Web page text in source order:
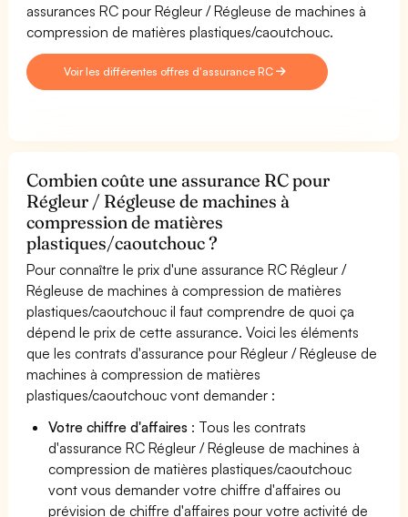
assurances RC pour Régleur / Régleuse de machines à
compression de matières plastiques/caoutchouc.
Voir les différentes offres d'assurance RC
Combien coûte une assurance RC pour
Régleur / Régleuse de machines à
compression de matières
plastiques/caoutchouc ?
Pour connaître le prix d'une assurance RC Régleur /
Régleuse de machines à compression de matières
plastiques/caoutchouc il faut comprendre de quoi ça
dépend le prix de cette assurance. Voici les éléments
que les contrats d'assurance pour Régleur / Régleuse de
machines à compression de matières
plastiques/caoutchouc vont demander :
Votre chiffre d'affaires : Tous les contrats
d'assurance RC Régleur / Régleuse de machines à
compression de matières plastiques/caoutchouc
vont vous demander votre chiffre d'affaires ou
prévision de chiffre d'affaires pour votre activité de